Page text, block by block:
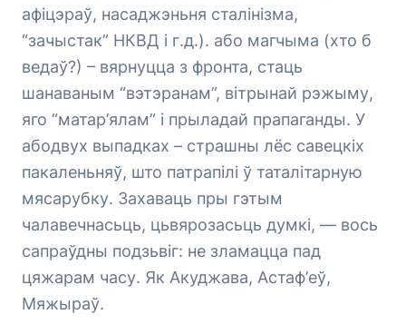
афіцэраў, насаджэньня сталінізма,
“зачыстак” НКВД і г.д.). або магчыма (хто б
ведаў?) – вярнуцца з фронта, стаць
шанаваным “вэтэранам”, вітрынай рэжыму,
яго “матар’ялам” і прыладай прапаганды. У
абодвух выпадках – страшны лёс савецкіх
пакаленьняў, што патрапілі ў таталітарную
мясарубку. Захаваць пры гэтым
чалавечнасьць, цьвярозасьць думкі, — вось
сапраўдны подзьвіг: не зламацца пад
цяжарам часу. Як Акуджава, Астаф’еў,
Мяжыраў.